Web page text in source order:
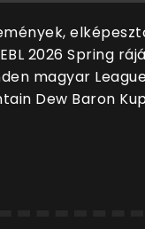
2026 Spring
magyar
Dew Baron